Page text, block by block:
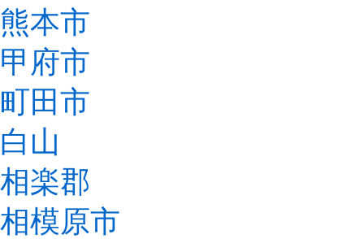
熊本市
甲府市
町田市
白山
相楽郡
相模原市